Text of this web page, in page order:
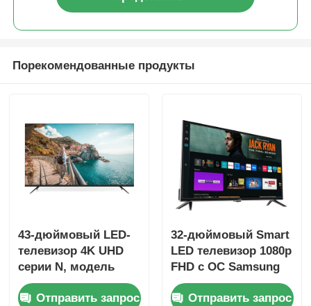
Продукты
Экскурсия по фабрике
Свяжитесь с нами
Новости
Порекомендованные продукты
43-дюймовый LED-
телевизор 4K UHD
серии N, модель
2025 года, Smart
Television
Отправить запрос
32-дюймовый Smart
LED телевизор 1080p
FHD с ОС Samsung
Tizen, магазин
приложений
Отправить запрос